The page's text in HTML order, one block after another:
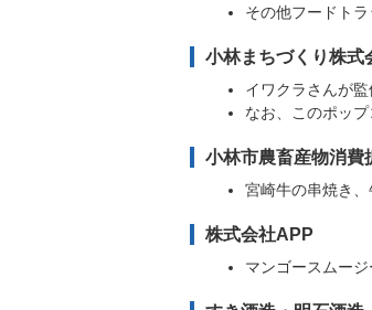
その他フードト
小林まちづくり株式
イワクラさんが
なお、このポッ
小林市農畜産物消費
宮崎牛の串焼き
株式会社APP
マンゴースムージ